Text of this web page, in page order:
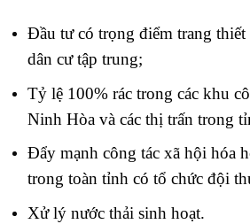
Đầu tư có trọng điểm trang
dân cư tập trung;
Tỷ lệ 100% rác trong các khu
Ninh Hòa và các thị trấn trong
Đẩy mạnh công tác xã hội hóa
trong toàn tỉnh có tổ chức đội
Xử lý nước thải sinh hoạt.